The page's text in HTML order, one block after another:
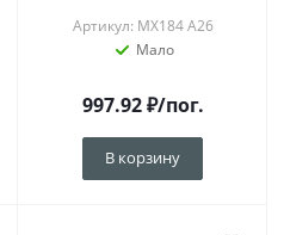
Артикул: MX184 A26
Мало
997.92₽/пог.
В корзину